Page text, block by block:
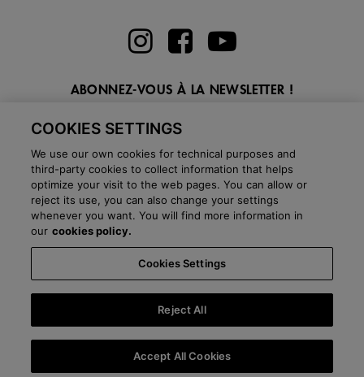
ABONNEZ-VOUS À LA NEWSLETTER !
BLOG
Friday- About Victoria
©2026 CALZADOS NUEVO MILENIO S.L.U. -CGA-Mentions légales-
Politique de confidentialité-Politique de cookies
COOKIES SETTINGS
We use our own cookies for technical purposes and
third-party cookies to collect information that helps
optimize your visit to the web pages. You can allow or
reject its use, you can also change your settings
whenever you want. You will find more information in
our cookies policy.
Cookies Settings
Reject All
Accept All Cookies